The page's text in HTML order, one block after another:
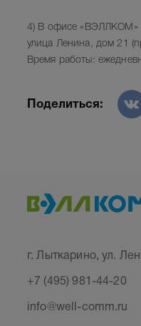
4) В офисе «ВЭЛЛКОМ»
улица Ленина, дом 21
Время работы:
Поделиться:
г. Лыткарино, ул.
+7 (495) 981-44-20
info@well-comm.ru